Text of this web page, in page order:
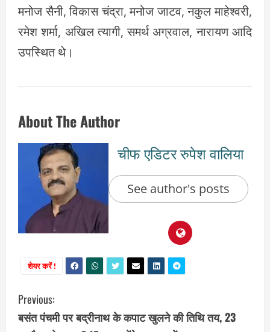
मनोज सैनी, विकास चंद्रा, मनोज जाटव, नकुल माहेश्वरी,
रमेश शर्मा, अखिल त्यागी, समर्थ अग्रवाल, नारायण आदि
उपस्थित थे।
About The Author
चीफ एडिटर रुपेश वालिया
See author's posts
शेयर करें !
C
Previous:
बसंत पंचमी पर बद्रीनाथ के कपाट खुलने की तिथि तय, 23